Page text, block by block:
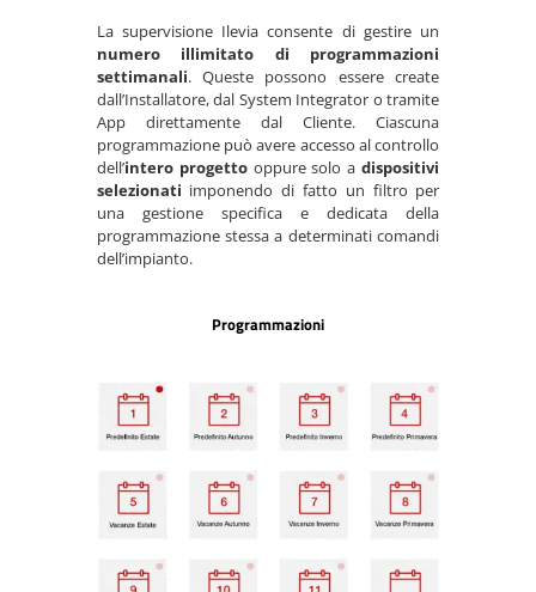
La supervisione Ilevia consente di gestire un
numero illimitato di programmazioni
settimanali. Queste possono essere create
dall’Installatore, dal System Integrator o tramite
App direttamente dal Cliente. Ciascuna
programmazione può avere accesso al controllo
dell’intero progettooppure solo adispositivi
selezionati imponendo di fatto un filtro per
una gestione specifica e dedicata della
programmazione stessa a determinati comandi
dell’impianto.
Programmazioni